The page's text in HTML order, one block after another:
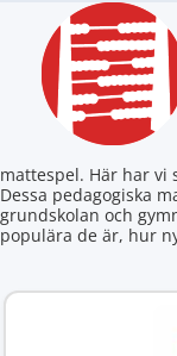
mattespel. Här har vi
Dessa pedagogiska
grundskolan och
populära de är, hur